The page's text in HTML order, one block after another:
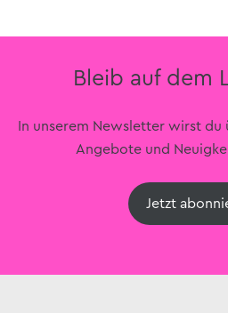
Bleib auf dem
In unserem Newsletter wirst du
Angebote und
Jetzt